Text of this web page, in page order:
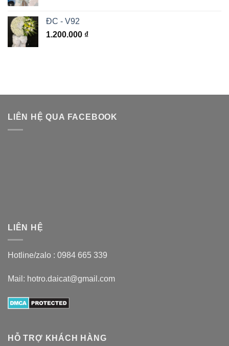
ĐC - V92
1.200.000 ₫
LIÊN HỆ QUA FACEBOOK
LIÊN HỆ
Hotline/zalo : 0984 665 339
Mail: hotro.daicat@gmail.com
HỖ TRỢ KHÁCH HÀNG